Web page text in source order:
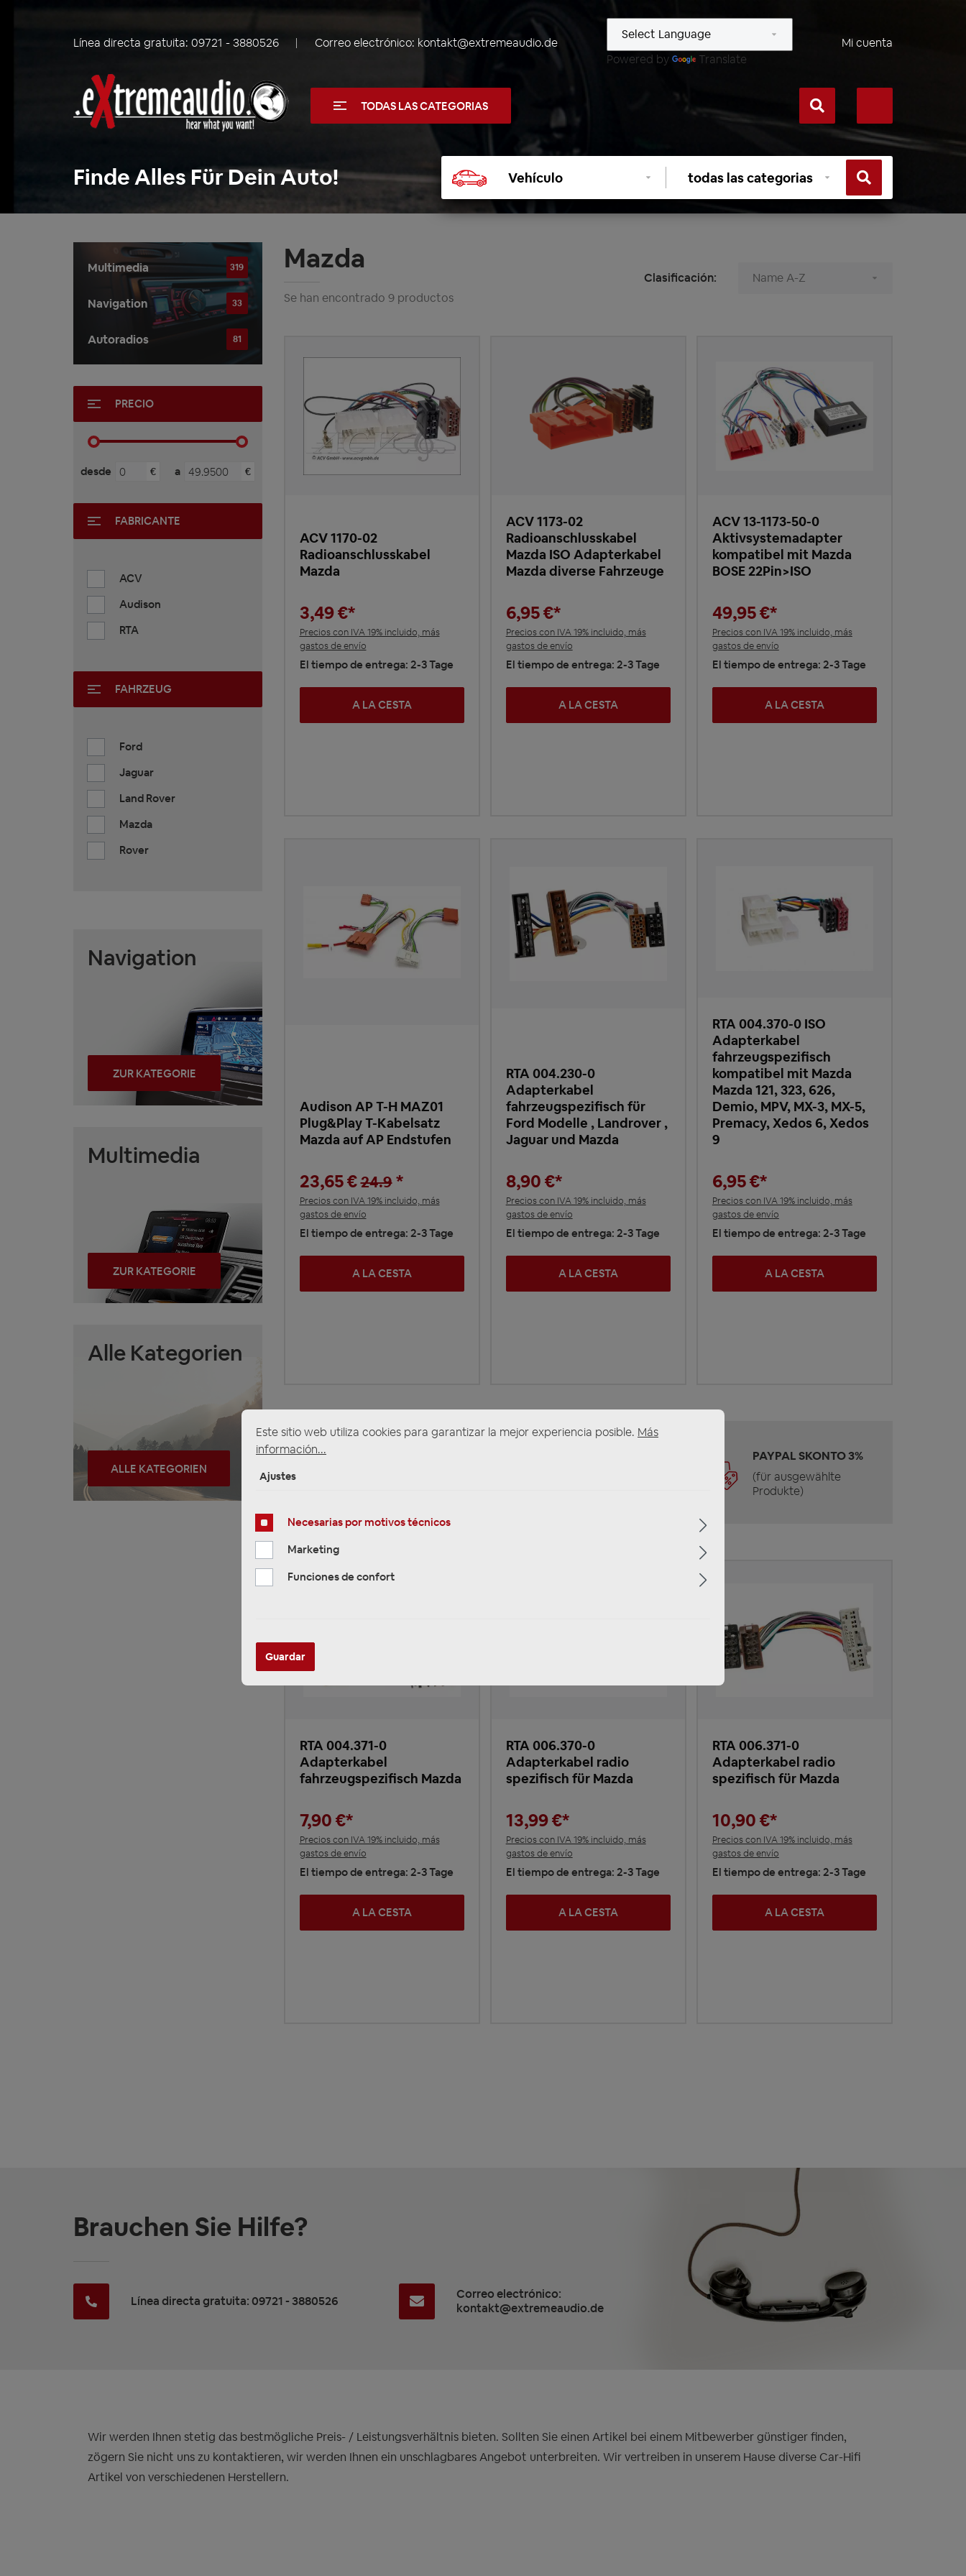
Línea directa gratuita: 09721 - 3880526 Correo electrónico: kontakt@extremeaudio.de
Powered by
Translate
Mi cuenta
TODAS LAS CATEGORIAS
Finde Alles Für Dein Auto!
vehículo
Seleccionar
categoría
Multimedia 319
Navigation 33
Autoradios 81
PRECIO
desde € a €
FABRICANTE
ACV
Audison
RTA
FAHRZEUG
Ford
Jaguar
Land Rover
Mazda
Rover
Navigation
ZUR KATEGORIE
Multimedia
ZUR KATEGORIE
Alle Kategorien
ALLE KATEGORIEN
Mazda
Se han encontrado 9 productos
Clasificación:
ACV 1170-02
Radioanschlusskabel
Mazda
3,49 €*
Precios con IVA 19% incluido, más
gastos de envío
El tiempo de entrega: 2-3 Tage
A LA CESTA
ACV 1173-02
Radioanschlusskabel
Mazda ISO Adapterkabel
Mazda diverse Fahrzeuge
6,95 €*
Precios con IVA 19% incluido, más
gastos de envío
El tiempo de entrega: 2-3 Tage
A LA CESTA
ACV 13-1173-50-0
Aktivsystemadapter
kompatibel mit Mazda
BOSE 22Pin>ISO
49,95 €*
Precios con IVA 19% incluido, más
gastos de envío
El tiempo de entrega: 2-3 Tage
A LA CESTA
Audison AP T-H MAZ01
Plug&Play T-Kabelsatz
Mazda auf AP Endstufen
23,65 €24.9*
Precios con IVA 19% incluido, más
gastos de envío
El tiempo de entrega: 2-3 Tage
A LA CESTA
RTA 004.230-0
Adapterkabel
fahrzeugspezifisch für
Ford Modelle , Landrover ,
Jaguar und Mazda
8,90 €*
Precios con IVA 19% incluido, más
gastos de envío
El tiempo de entrega: 2-3 Tage
A LA CESTA
RTA 004.370-0 ISO
Adapterkabel
fahrzeugspezifisch
kompatibel mit Mazda
Mazda 121, 323, 626,
Demio, MPV, MX-3, MX-5,
Premacy, Xedos 6, Xedos
9
6,95 €*
Precios con IVA 19% incluido, más
gastos de envío
El tiempo de entrega: 2-3 Tage
A LA CESTA
PAYPAL SKONTO 3%
(für ausgewählte
Produkte)
RTA 004.371-0
Adapterkabel
fahrzeugspezifisch Mazda
7,90 €*
Precios con IVA 19% incluido, más
gastos de envío
El tiempo de entrega: 2-3 Tage
A LA CESTA
RTA 006.370-0
Adapterkabel radio
spezifisch für Mazda
13,99 €*
Precios con IVA 19% incluido, más
gastos de envío
El tiempo de entrega: 2-3 Tage
A LA CESTA
RTA 006.371-0
Adapterkabel radio
spezifisch für Mazda
10,90 €*
Precios con IVA 19% incluido, más
gastos de envío
El tiempo de entrega: 2-3 Tage
A LA CESTA
Brauchen Sie Hilfe?
Línea directa gratuita: 09721 - 3880526
Correo electrónico:
kontakt@extremeaudio.de
Wir werden Ihnen stetig das bestmögliche Preis- / Leistungsverhältnis bieten. Sollten Sie einen Artikel bei einem Mitbewerber günstiger finden,
zögern Sie nicht uns zu kontaktieren, wir werden Ihnen ein unschlagbares Angebot unterbreiten. Wir vertreiben in unserem Hause diverse Car-Hifi
Artikel von verschiedenen Herstellern.
Este sitio web utiliza cookies para garantizar la mejor experiencia posible. Más
información...
Ajustes
Necesarias por motivos técnicos
Marketing
Funciones de confort
Guardar